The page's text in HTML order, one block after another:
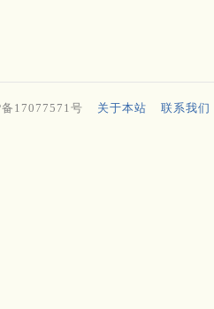
17077571号 关于本站 联系我们